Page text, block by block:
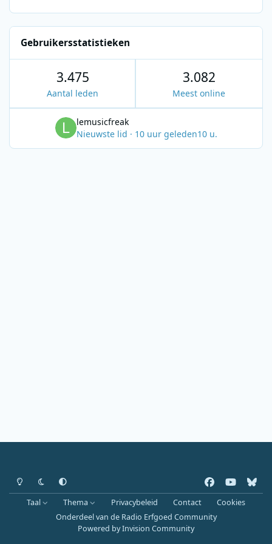
Gebruikersstatistieken
3.475
Aantal leden
3.082
Meest online
lemusicfreak
Nieuwste lid · 10 uur geleden10 u.
Heldere modus
Donkere modus
Systeemvoorkeur
a
c
e
o
u
b
l
u
Taal Thema Privacybeleid Contact
Cookies
Onderdeel van de Radio Erfgoed Community
Powered byInvision Community